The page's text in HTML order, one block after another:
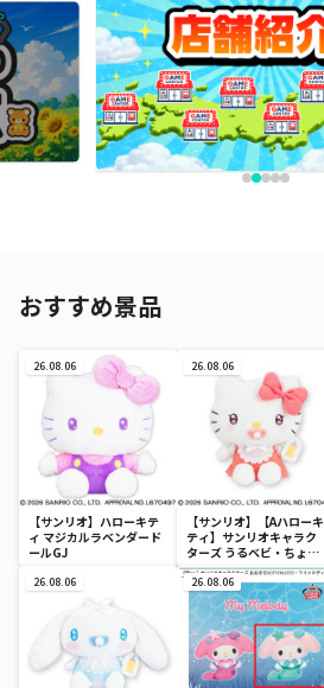
おすすめ景品
26.08.06
【サンリオ】ハローキテ
ィ マジカルラベンダード
ールGJ
26.08.06
【サンリオ】【Aハローキ
ティ】サンリオキャラク
ターズ うるベビ・ちょい
デカドール
26.08.06 26.08.06